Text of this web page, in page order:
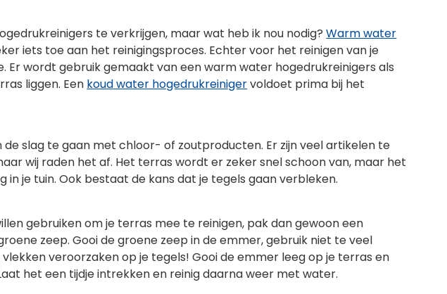
te verkrijgen, maar wat heb ik nou nodig?Warm water
iets toe aan het reinigingsproces. Echter voor het reinigen van je
Er wordt gebruik gemaakt van een warm water hogedrukreinigers als
liggen. Een koud water hogedrukreinigervoldoet prima bij het
de slag te gaan met chloor- of zoutproducten. Er zijn veel artikelen te
wij raden het af. Het terras wordt er zeker snel schoon van, maar het
in je tuin. Ook bestaat de kans dat je tegels gaan verbleken.
gebruiken om je terras mee te reinigen, pak dan gewoon een
zeep. Gooi de groene zeep in de emmer, gebruik niet te veel
veroorzaken op je tegels! Gooi de emmer leeg op je terras en
het een tijdje intrekken en reinig daarna weer met water.